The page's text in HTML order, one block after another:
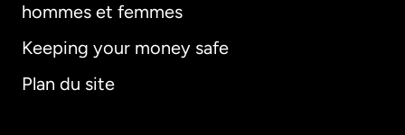
hommes et femmes
Keeping your money safe
Plan du site
Allemagne